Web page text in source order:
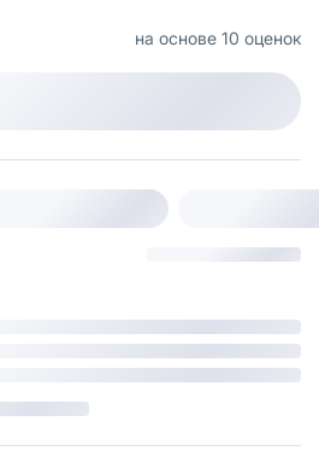
на основе 10 оценок